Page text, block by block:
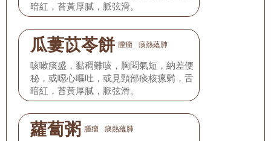
暗紅，苔黃厚膩，脈弦滑。
瓜蔞苡苓餅 腫瘤 痰熱蘊肺
咳嗽痰盛，黏稠難咳，胸悶氣短，納差便
秘，或噁心嘔吐，或見頸部痰核瘰鬁，舌
暗紅，苔黃厚膩，脈弦滑。
蘿蔔粥 腫瘤 痰熱蘊肺